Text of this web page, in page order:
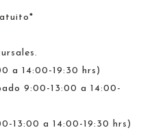
a 14:00-19:30 hrs)
9:00-13:00 a 14:00-
13:00 a 14:00-19:30 hrs)